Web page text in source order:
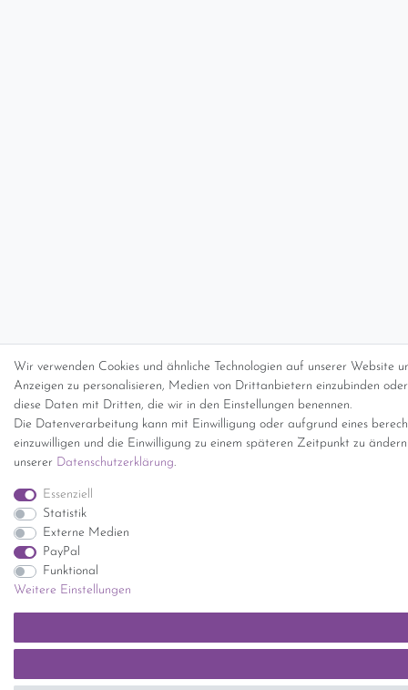
Wir verwenden Cookies und ähnliche Technologien auf unserer Website
Anzeigen zu personalisieren, Medien von Drittanbietern einzubinden
diese Daten mit Dritten, die wir in den Einstellungen benennen.
Die Datenverarbeitung kann mit Einwilligung oder aufgrund eines
einzuwilligen und die Einwilligung zu einem späteren Zeitpunkt zu
unserer Daten­schutz­erklärung.
Essenziell
Statistik
Externe Medien
PayPal
Funktional
Weitere Einstellungen